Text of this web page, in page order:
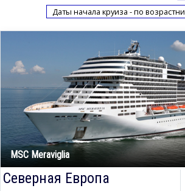
MSC Meraviglia
Северная Европа